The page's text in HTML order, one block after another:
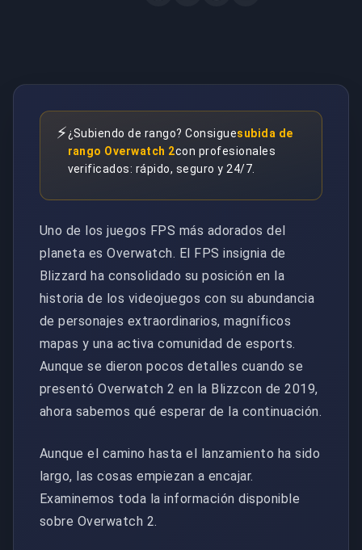
⚡¿Subiendo de rango? Consiguesubida de
rango Overwatch 2con profesionales
verificados: rápido, seguro y 24/7.
Uno de los juegos FPS más adorados del
planeta es Overwatch. El FPS insignia de
Blizzard ha consolidado su posición en la
historia de los videojuegos con su abundancia
de personajes extraordinarios, magníficos
mapas y una activa comunidad de esports.
Aunque se dieron pocos detalles cuando se
presentó Overwatch 2 en la Blizzcon de 2019,
ahora sabemos qué esperar de la continuación.
Aunque el camino hasta el lanzamiento ha sido
largo, las cosas empiezan a encajar.
Examinemos toda la información disponible
sobre Overwatch 2.